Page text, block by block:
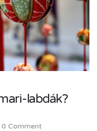
labdák?
0 Comment